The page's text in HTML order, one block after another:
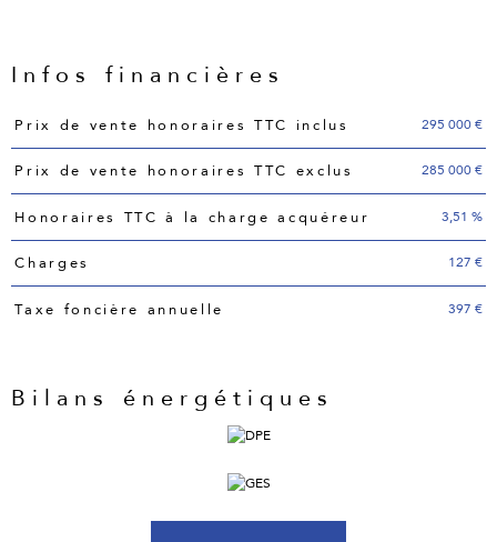
Infos financières
Caractéristiques Valeurs
Prix de vente honoraires TTC inclus 295 000 €
Prix de vente honoraires TTC exclus 285 000 €
Honoraires TTC à la charge acquéreur 3,51 %
Charges 127 €
Taxe foncière annuelle 397 €
Bilans énergétiques